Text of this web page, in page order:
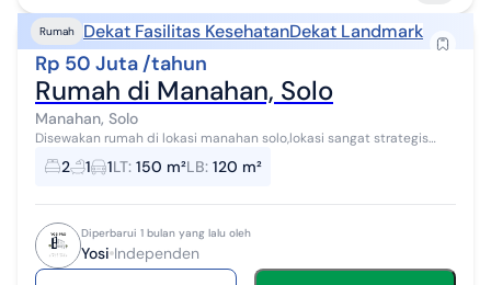
Rumah Dekat Fasilitas KesehatanDekat Landmark
Rp 50 Juta /tahun
Rumah di Manahan, Solo
Manahan, Solo
Disewakan rumah di lokasi manahan solo,lokasi sangat strategis
dekat dengan fasilitas umum(Stadion manahan,sekolahan,rumah
sakit,exit tol)lokasi sa...
2 1 1LT: 150 m²LB: 120 m²
Diperbarui 1 bulan yang lalu oleh
Yosi Independen